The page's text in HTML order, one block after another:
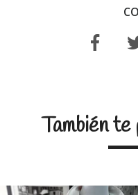
También